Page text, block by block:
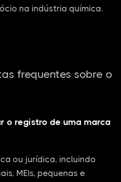
na indústria química.
frequentes sobre o
o registro de uma marca
ou jurídica, incluindo
MEIs, pequenas e